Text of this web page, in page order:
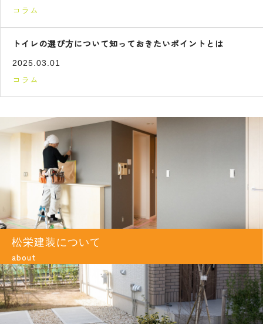
コラム
トイレの選び方について知っておきたいポイントとは
2025.03.01
コラム
松栄建装について
about